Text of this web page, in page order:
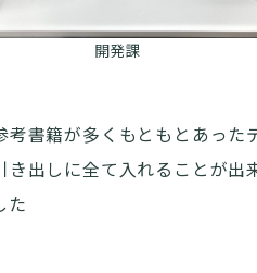
開発課
考書籍が多くもともとあった
き出しに全て入れることが出
た